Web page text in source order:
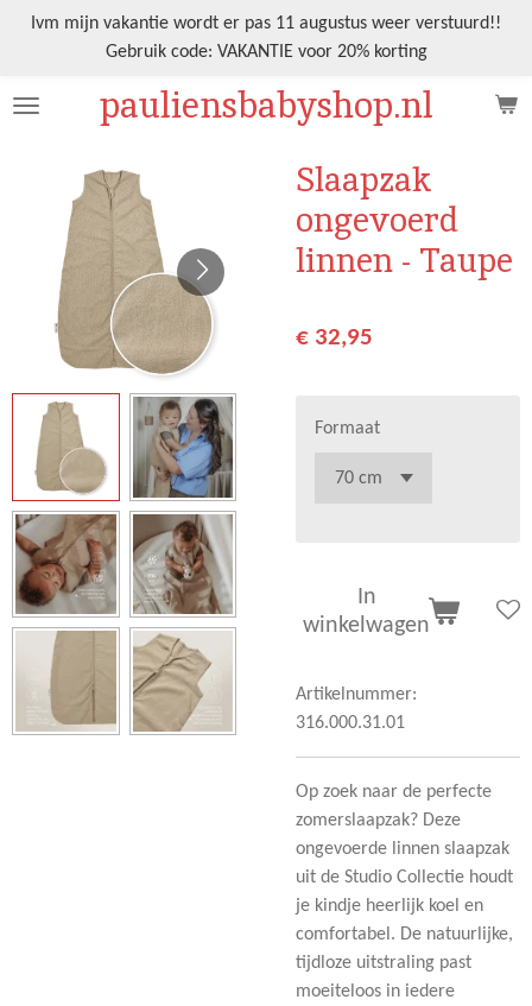
Ga
de
pauliensbabyshop.nl
Ivm mijn vakantie wordt er pas 11 augustus weer verstuurd!!
Gebruik code: VAKANTIE voor 20% korting
Slaapzak
ongevoerd
linnen - Taupe
€ 32,95
Formaat
In
winkelwagen
Artikelnummer:
316.000.31.01
Op zoek naar de perfecte
zomerslaapzak? Deze
ongevoerde linnen slaapzak
uit de Studio Collectie houdt
je kindje heerlijk koel en
comfortabel. De natuurlijke,
tijdloze uitstraling past
moeiteloos in iedere